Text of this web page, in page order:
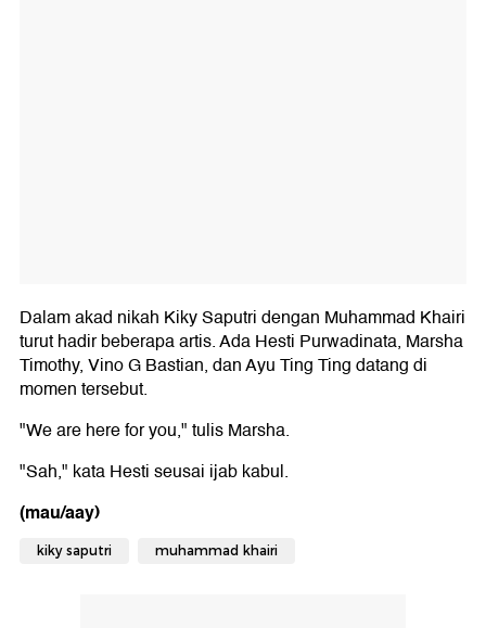
Dalam akad nikah Kiky Saputri dengan Muhammad Khairi
turut hadir beberapa artis. Ada Hesti Purwadinata, Marsha
Timothy, Vino G Bastian, dan Ayu Ting Ting datang di
momen tersebut.
"We are here for you," tulis Marsha.
"Sah," kata Hesti seusai ijab kabul.
(mau/aay)
kiky saputri muhammad khairi